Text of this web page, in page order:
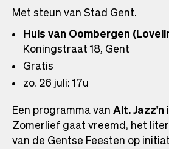
Met steun van Stad Gent.
Huis van Oombergen
Koningstraat 18, Gent
Gratis
zo. 26 juli: 17u
Een programma vanAlt. Jazz'n
Zomerlief gaat vreemd, het
van de Gentse Feesten op